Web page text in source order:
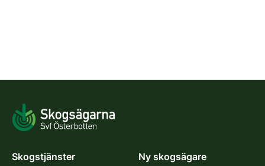
Skogstjänster
Ny skogsägare